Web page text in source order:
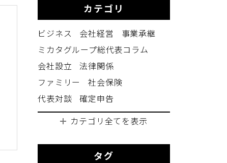
カテゴリ
ビジネス 会社経営
事業承継
ミカタグループ総代表コラム
会社設立
法律関係
ファミリー
社会保険
代表対談
確定申告
カテゴリ全てを表示
タグ